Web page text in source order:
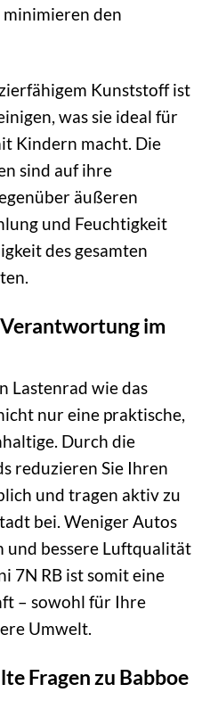
minimieren den
Kunststoff ist
was sie ideal für
Kindern macht. Die
sind auf ihre
äußeren
und Feuchtigkeit
des gesamten
im
Lastenrad wie das
nur eine praktische,
Durch die
reduzieren Sie Ihren
und tragen aktiv zu
bei. Weniger Autos
und bessere Luftqualität
7N RB ist somit eine
– sowohl für Ihre
Umwelt.
Fragen zu Babboe